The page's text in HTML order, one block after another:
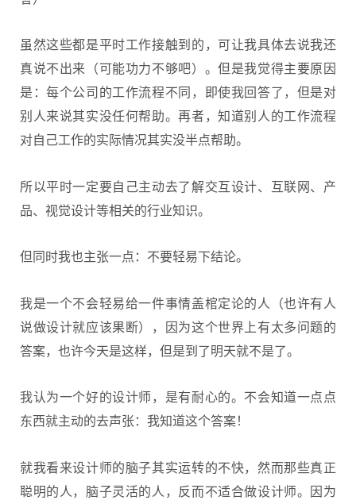
虽然这些都是平时工作接触到的，可让我具体去说我还
真说不出来（可能功力不够吧）。但是我觉得主要原因
是：每个公司的工作流程不同，即使我回答了，但是对
别人来说其实没任何帮助。再者，知道别人的工作流程
对自己工作的实际情况其实没半点帮助。
所以平时一定要自己主动去了解交互设计、互联网、产
品、视觉设计等相关的行业知识。
但同时我也主张一点：不要轻易下结论。
我是一个不会轻易给一件事情盖棺定论的人（也许有人
说做设计就应该果断），因为这个世界上有太多问题的
答案，也许今天是这样，但是到了明天就不是了。
我认为一个好的设计师，是有耐心的。不会知道一点点
东西就主动的去声张：我知道这个答案！
就我看来设计师的脑子其实运转的不快，然而那些真正
聪明的人，脑子灵活的人，反而不适合做设计师。因为